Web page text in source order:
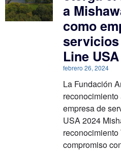
a
como
Line
febrero 26, 2024
La Fundación
empresa de
USA 2024
compromiso